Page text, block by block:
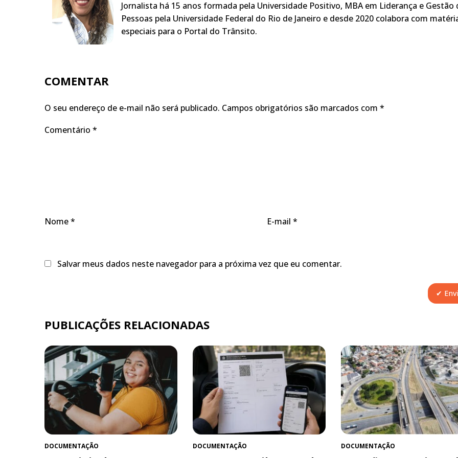
Jornalista há 15 anos formada pela Universidade Positivo, MBA em Liderança e Gestão
Pessoas pela Universidade Federal do Rio de Janeiro e desde 2020 colabora com
especiais para o Portal do Trânsito.
COMENTAR
O seu endereço de e-mail não será publicado. Campos obrigatórios são marcados com *
Comentário *
Nome* E-mail *
Salvar meus dados neste navegador para a próxima vez que eu comentar.
PUBLICAÇÕES RELACIONADAS
DOCUMENTAÇÃO DOCUMENTAÇÃO DOCUMENTAÇÃO